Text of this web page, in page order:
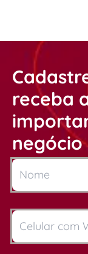
receba
negócio